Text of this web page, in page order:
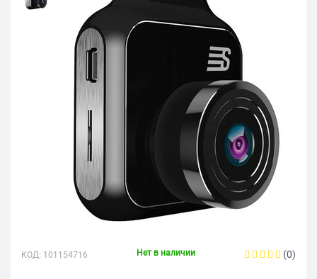
КОД: 101154716 Нет в наличии (0)